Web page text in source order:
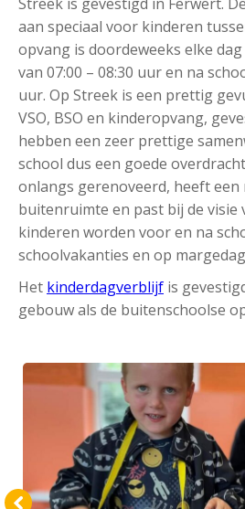
aan speciaal voor kinderen
opvang is doordeweeks elke
van 07:00 – 08:30 uur en na
uur. Op Streek is een prettig
VSO, BSO en kinderopvang,
hebben een zeer prettige
school dus een goede
onlangs gerenoveerd, heeft
buitenruimte en past bij de visie
kinderen worden voor en na
schoolvakanties en op
Het kinderdagverblijf is
gebouw als de buitenschoolse